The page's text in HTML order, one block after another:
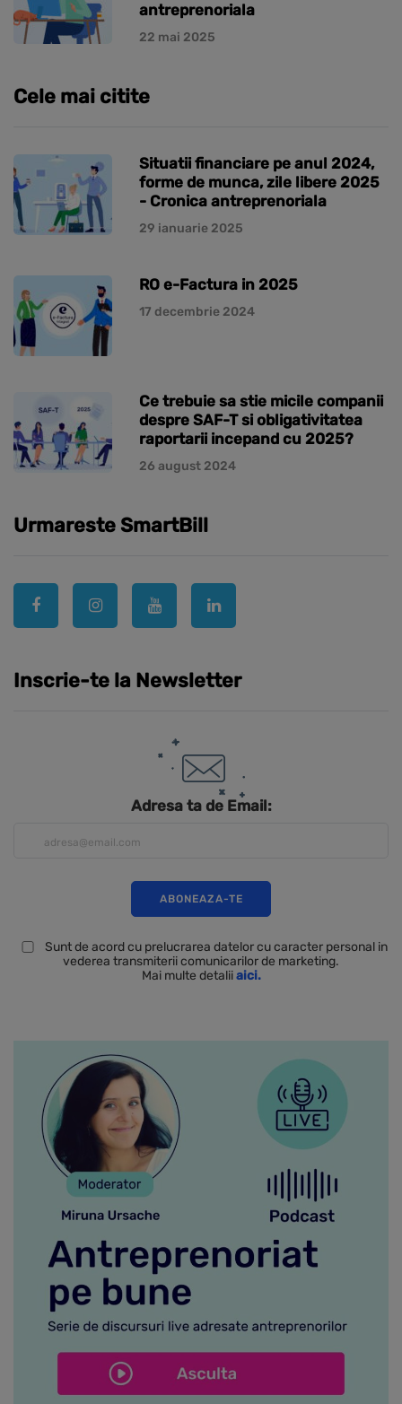
antreprenoriala
22 mai 2025
Cele mai citite
Situatii financiare pe anul 2024,
forme de munca, zile libere 2025
- Cronica antreprenoriala
29 ianuarie 2025
RO e-Factura in 2025
17 decembrie 2024
Ce trebuie sa stie micile companii
despre SAF-T si obligativitatea
raportarii incepand cu 2025?
26 august 2024
Urmareste SmartBill
Inscrie-te la Newsletter
Adresa ta de Email:
Sunt de acord cu prelucrarea datelor cu caracter personal in
vederea transmiterii comunicarilor de marketing.
Mai multe detaliiaici.